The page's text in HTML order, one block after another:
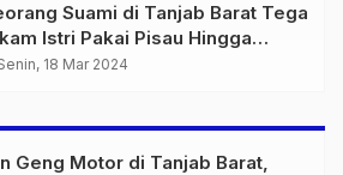
Suami di Tanjab Barat Tega
Istri Pakai Pisau Hingga
18 Mar 2024
Geng Motor di Tanjab Barat,